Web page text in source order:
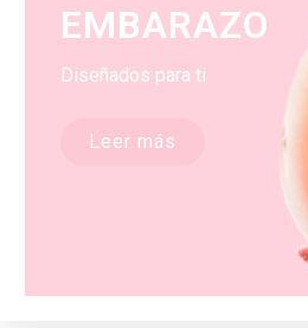
EMBARAZO
Diseñados para ti
Leer más